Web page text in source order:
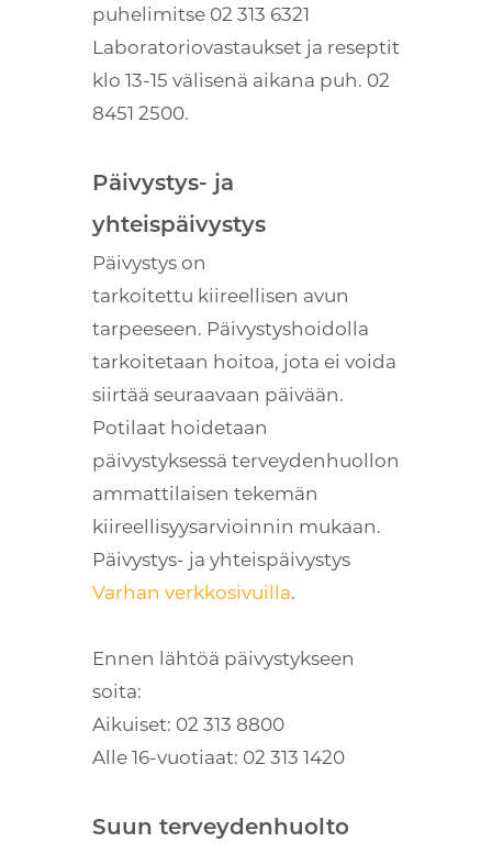
puhelimitse 02 313 6321
Laboratoriovastaukset ja reseptit
klo 13-15 välisenä aikana puh. 02
8451 2500.
Päivystys- ja
yhteispäivystys
Päivystys on
tarkoitettu kiireellisen avun
tarpeeseen. Päivystyshoidolla
tarkoitetaan hoitoa, jota ei voida
siirtää seuraavaan päivään.
Potilaat hoidetaan
päivystyksessä terveydenhuollon
ammattilaisen tekemän
kiireellisyysarvioinnin mukaan.
Päivystys- ja yhteispäivystys
Varhan verkkosivuilla.
Ennen lähtöä päivystykseen
soita:
Aikuiset: 02 313 8800
Alle 16-vuotiaat: 02 313 1420
Suun terveydenhuolto